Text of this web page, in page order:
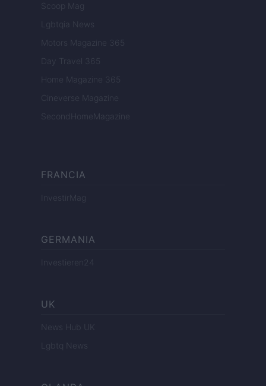
Scoop Mag
Lgbtqia News
Motors Magazine 365
Day Travel 365
Home Magazine 365
Cineverse Magazine
SecondHomeMagazine
FRANCIA
InvestirMag
GERMANIA
Investieren24
UK
News Hub UK
Lgbtq News